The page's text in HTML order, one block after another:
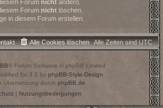
Forum nicht ändern.
Forum nicht löschen.
in diesem Forum erstellen.
Alle Zeiten sindUTC
Alle Cookies löschen
® Forum Software © phpBB Limited
for 3.2 by phpBB-Style-Design
Übersetzung durch phpBB.de
| Nutzungsbedingungen